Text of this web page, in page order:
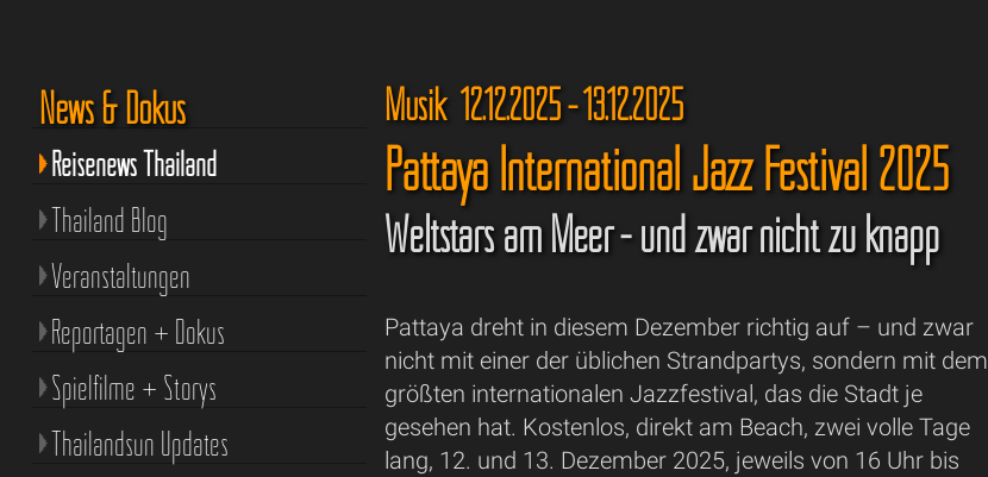
Musik 12.12.2025 - 13.12.2025
Pattaya International Jazz Festival 2025
Weltstars am Meer - und zwar nicht zu knapp
Pattaya dreht in diesem Dezember richtig auf – und zwar
nicht mit einer der üblichen Strandpartys, sondern mit dem
größten internationalen Jazzfestival, das die Stadt je
gesehen hat. Kostenlos, direkt am Beach, zwei volle Tage
lang, 12. und 13. Dezember 2025, jeweils von 16 Uhr bis
News & Dokus
Reisenews Thailand
Thailand Blog
Veranstaltungen
Reportagen + Dokus
Spielfilme + Storys
Thailandsun Updates